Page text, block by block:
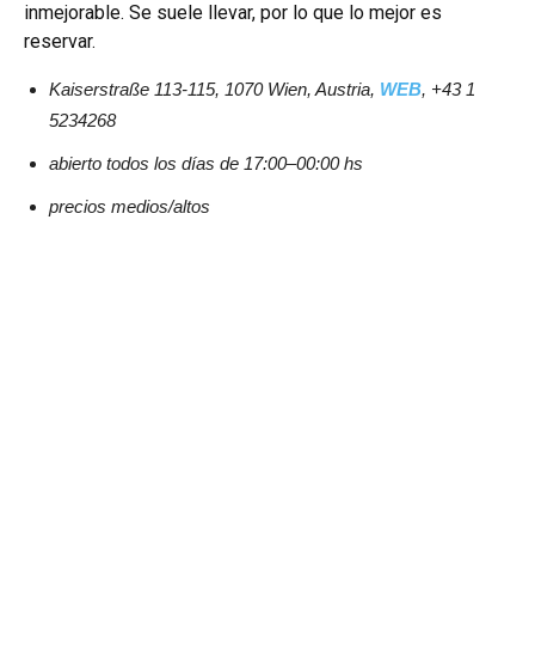
inmejorable. Se suele llevar, por lo que lo mejor es
reservar.
Kaiserstraße 113-115, 1070 Wien, Austria, WEB, +43 1
5234268
abierto todos los días de 17:00–00:00 hs
precios medios/altos